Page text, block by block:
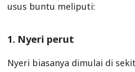
usus buntu meliputi:
1. Nyeri perut
Nyeri biasanya dimulai di